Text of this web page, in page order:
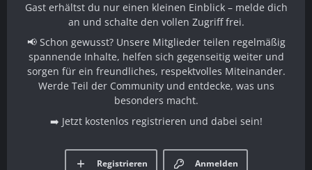
Gast erhältst du nur einen kleinen Einblick – melde dich
an und schalte den vollen Zugriff frei.
📢 Schon gewusst? Unsere Mitglieder teilen regelmäßig
spannende Inhalte, helfen sich gegenseitig weiter und
sorgen für ein freundliches, respektvolles Miteinander.
Werde Teil der Community und entdecke, was uns
besonders macht.
➡️ Jetzt kostenlos registrieren und dabei sein!
Anmelden
Registrieren